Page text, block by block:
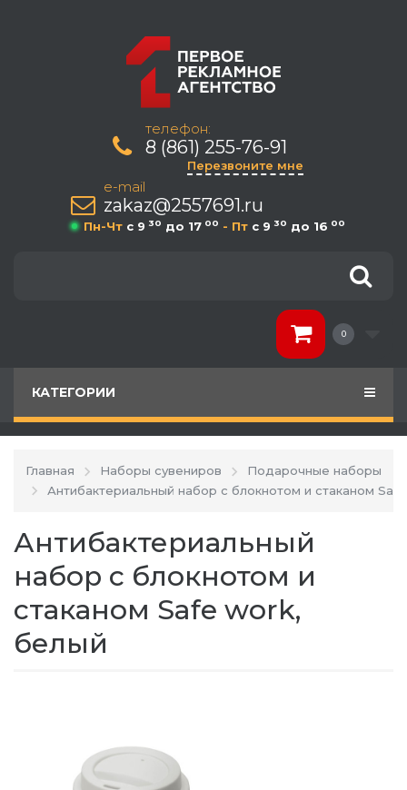
телефон:
8 (861) 255-76-91
Перезвоните мне
e-mail
zakaz@2557691.ru
Пн-Чт c 9 30 до 17 00 - Пт c 9 30 до 16 00
0
КАТЕГОРИИ
Главная Наборы сувениров
Подарочные наборы
Антибактериальный набор с блокнотом и стаканом
Антибактериальный
набор с блокнотом и
стаканом Safe work,
белый